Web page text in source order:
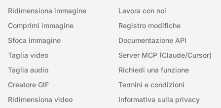
Ridimensiona immagine
Comprimi immagine
Sfoca immagine
Taglia video
Taglia audio
Creatore GIF
Ridimensiona video
Lavora con noi
Registro modifiche
Documentazione API
Server MCP (Claude/Cursor)
Richiedi una funzione
Termini e condizioni
Informativa sulla privacy